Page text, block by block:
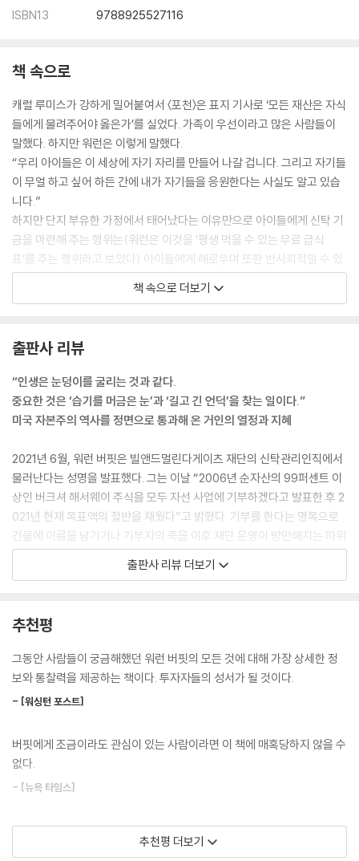
ISBN13
9788925527116
책 속으로
캐럴 루미스가 강하게 밀어붙여서 〈포천〉은 표지 기사로 ‘모든 재산은 자식
들에게 물려주어야 옳은가’를 실었다. 가족이 우선이라고 많은 사람들이
말했다. 하지만 워런은 이렇게 말했다.
“우리 아이들은 이 세상에 자기 자리를 만들어 나갈 겁니다. 그리고 자기들
이 무얼 하고 싶어 하든 간에 내가 자기들을 응원한다는 사실도 알고 있습
니다.”
하지만 단지 부유한 가정에서 태어났다는 이유만으로 아이들에게 신탁 기
금을 마련해 주는 행위는(워런은 이것을 ‘평생 먹을 수 있는 무료 급식
표’를 주는 행위라고 보았다) 아이들에게 해로우며 또한 반사회적일 수 있
다고 했다. 이것이 바로 워런의 논리였다.
위라 볼 수 있다고 알렸다. 그는, 절차상의 문제로 볼 때 살로먼 브라더스가
법률적인 보고 의무를 가지고 있지는 않다고 보았지만, 만일 그 사실을 보
고하지 않을 경우 회사는 규제 기관 담당자들과 심각하게 충돌할 것이며,
그렇게 해서 연방준비은행에까지 사실이 폭로될 게 분명하다고 생각했다.
처리될 것이라고 말했다.
하지만 흥미롭게도, 구트프룬드는 연방준비은행의 화려한 이탈리아식 건
물로 나아가서 제럴드 코리건에게 그 소식을 알리는 구체적인 계획을 세우
지 않았다. 게다가 그 위조 입찰은 ‘딱 한 차례의, 일탈적인 행위’였다고 결
론 내리고 모저를 계속해서 국채 담당 부서의 책임자로 두었다. 이 말을 듣
고 멍거는 다음과 같이 말했던 것이다.
“그게 바로 엄지손가락 빨기입니다. 사람들은 언제나 그렇게 엄지 손가락
해야 하는 시점에 앉아서 쓸데없이 생각하고 사색에 잠기고 상의하는
--- 「48. 엄지손가락 빨기」 중에서
워런은 자기가 쓸 수 있는 마지막 카드를 코리건에게 쓰기로 결심했다. 그
“제리, 아직 나는 임시 회장직을 수락한 게 아닙니다. 재무부가 내린 결정
때문에 우리는 아직 이사회 의결을 마치지 않았습니다. 나는 지금 살로먼
브라더스의 회장이 아닙니다. 30초 후에라도 회장이 될 수 있지만, 역사상
도 넘을 겁니다. 하지만 내 일생을 월
스트리트의 재난이 빚은 난장판을 걸레질이나 하면서 보낼 생각은 없습니
책 속으로 더보기
출판사 리뷰
“인생은 눈덩이를 굴리는 것과 같다.
중요한 것은 ‘습기를 머금은 눈’과 ‘길고 긴 언덕’을 찾는 일이다.”
미국 자본주의 역사를 정면으로 통과해 온 거인의 열정과 지혜
2021년 6월, 워런 버핏은 빌앤드멀린다게이츠 재단의 신탁관리인직에서
물러난다는 성명을 발표했다. 그는 이날 “2006년 순자산의 99퍼센트 이
상인 버크셔 해서웨이 주식을 모두 자선 사업에 기부하겠다고 발표한 후 2
021년 현재 목표액의 절반을 채웠다”고 밝혔다. 기부를 한다는 명목으로
건물에 이름을 남기거나 기부자의 죽음 이후 재단 운영이 방만해지는 따위
의 일을 원하지 않은 그의 통 큰 결단이었다. 이 모습만 보아도 그가 차원이
다른 철학과 합리적인 사고방식을 가진, 그야말로 ‘비범한 인물’이라는 것
의 삶과 그가 살았던 시대를 상세하게 추적한 역작이다. 버핏에 대해서는
그동안 많은 책들이 나왔으나 지금까지 그가 직접 회고록을 쓴 적은 한 번
도 없었다. 또한 워런 버핏의 투자법만이 아닌 그의 인생과 가치관을 총체
지만, 그는 자신의 이야기를 온전하게 털어놓으려 하지 않았다. 이렇게 철
게 소박한 삶을 추구하는 사람’ 정도로 생각했다. 그러나 누구나 그렇듯이,
그의 삶 역시 그리 단순하지만은 않았다.
이 책의 저자 앨리스 슈뢰더가 버핏을 알게 되었을 때, 그녀는 이미 금융 분
이는 글솜씨로 업계에 널리 알려져 있었다. 그녀가 버크셔 해서웨이에 대
해 쓴 보고서에 깊은 인상을 받은 버핏은 당시 모건스탠리의 이사였던 그
출판사 리뷰 더보기
추천평
그동안 사람들이 궁금해했던 워런 버핏의 모든 것에 대해 가장 상세한 정
보와 통찰력을 제공하는 책이다. 투자자들의 성서가 될 것이다.
- [워싱턴 포스트]
버핏에게 조금이라도 관심이 있는 사람이라면 이 책에 매혹당하지 않을 수
없다.
- [뉴욕 타임스]
전 세계적인 경제 위기 속에서 살아가는 동시대인들의 필독서. 세상에서
가장 현명한 투자자를 다룬 사려 깊고 친밀한 전기.
추천평 더보기